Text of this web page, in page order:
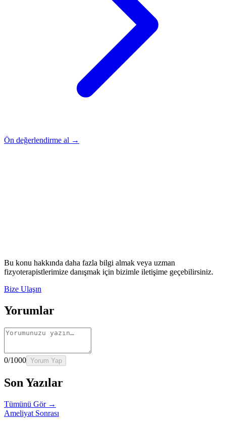
Ön değerlendirme al →
Bu konu hakkında daha fazla bilgi almak veya uzman
fizyoterapistlerimize danışmak için bizimle iletişime geçebilirsiniz.
Bize Ulaşın
Yorumlar
0/1000 Yorum Yap
Son Yazılar
Tümünü Gör →
Ameliyat Sonrası